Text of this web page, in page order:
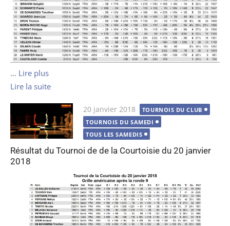
… Lire plus
Lire la suite
Publié
le
20 janvier 2018
TOURNOIS DU CLUB
TOURNOIS DU SAMEDI
TOUS LES SAMEDIS
Résultat du Tournoi de de la Courtoisie du 20 janvier
2018